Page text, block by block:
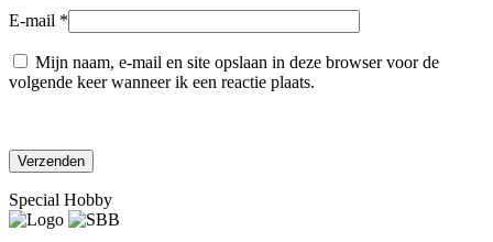
E-mail *
Mijn naam, e-mail en site opslaan in deze browser voor de
volgende keer wanneer ik een reactie plaats.
Special Hobby